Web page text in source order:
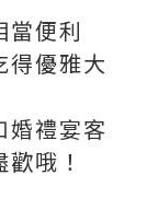
當便利
得優雅大
婚禮宴客
哦！